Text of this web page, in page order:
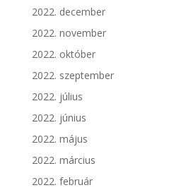
2022. december
2022. november
2022. október
2022. szeptember
2022. július
2022. június
2022. május
2022. március
2022. február